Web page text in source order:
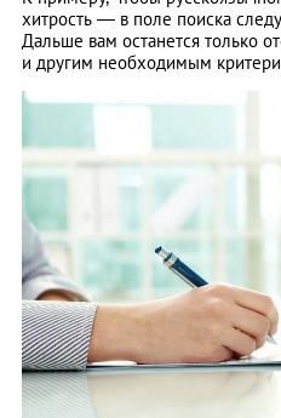
хитрость — в поле поиска
Дальше вам останется только
и другим необходимым